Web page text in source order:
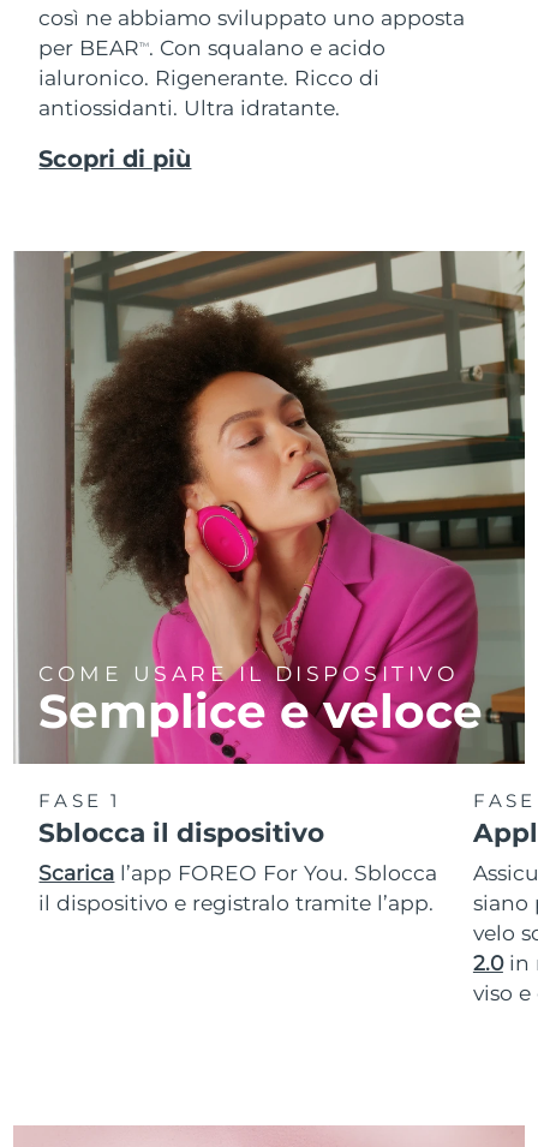
così ne abbiamo sviluppato uno apposta
per BEARTM. Con squalano e acido
ialuronico. Rigenerante. Ricco di
antiossidanti. Ultra idratante.
Scopri di più
COME USARE IL DISPOSITIVO
Semplice e veloce
FASE 1
Sblocca il dispositivo
Scarica l’app FOREO For You. Sblocca
il dispositivo e registralo tramite l’app.
siano
velo
2.0in
viso